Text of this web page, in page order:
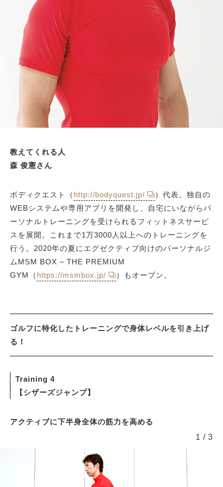
教えてくれる人
森 俊憲さん
ボディクエスト（ http://bodyquest.jp/
）代表。独自の
WEBシステムや専用アプリを開発し、自宅にいながらパ
ーソナルトレーニングを受けられるフィットネスサービ
スを展開。これまで1万3000人以上へのトレーニングを
行う。2020年の夏にエグゼクティブ向けのパーソナルジ
ムMSM BOX – THE PREMIUM
GYM（ https://msmbox.jp/ ）もオープン。
ゴルフに特化したトレーニングで身体レベルを引き上げ
る！
Training 4
【シザーズジャンプ】
アクティブに下半身全体の筋力を高める
1 / 3